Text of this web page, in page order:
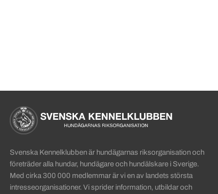
Sidinformation och
Köpa hund startsida
Svenska Kennelklubben är hundägarnas riksorganisation och
företräder alla hundar, hundägare och hundälskare i Sverige.
Med cirka 300 000 medlemmar är vi en av landets största
intresseorganisationer. Vi sprider information, utbildar och